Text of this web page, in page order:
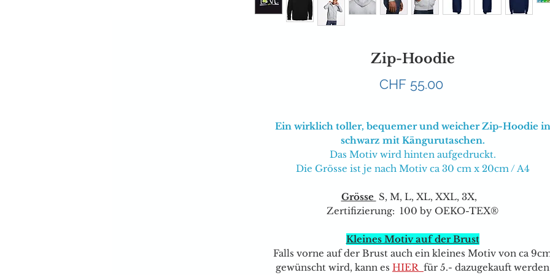
Zip-Hoodie
CHF 55.00Preis
Ein wirklich toller, bequemer und weicher Zip-Hoodie in
schwarz mit Kängurutaschen.
Das Motiv wird hinten aufgedruckt.
Die Grösse ist je nach Motiv ca 30 cm x 20cm / A4
Grösse S, M, L, XL, XXL, 3X,
Zertifizierung: 100 by OEKO-TEX®
Kleines Motiv auf der Brust
Falls vorne auf der Brust auch ein kleines Motiv von ca
gewünscht wird, kann es HIER für 5.- dazugekauft werden